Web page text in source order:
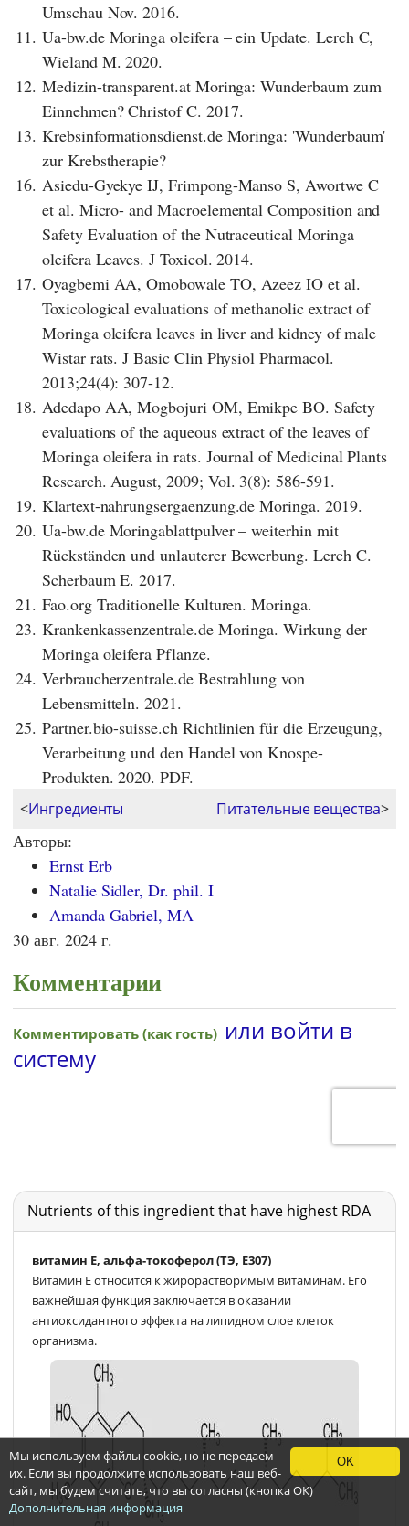
Umschau Nov. 2016.
11. Ua-bw.de Moringa oleifera – ein Update. Lerch C,
Wieland M. 2020.
12. Medizin-transparent.at Moringa: Wunderbaum zum
Einnehmen? Christof C. 2017.
13. Krebsinformationsdienst.de Moringa: 'Wunderbaum'
zur Krebstherapie?
16. Asiedu-Gyekye IJ, Frimpong-Manso S, Awortwe C
et al. Micro- and Macroelemental Composition and
Safety Evaluation of the Nutraceutical Moringa
oleifera Leaves. J Toxicol. 2014.
17. Oyagbemi AA, Omobowale TO, Azeez IO et al.
Toxicological evaluations of methanolic extract of
Moringa oleifera leaves in liver and kidney of male
Wistar rats. J Basic Clin Physiol Pharmacol.
2013;24(4): 307-12.
18. Adedapo AA, Mogbojuri OM, Emikpe BO. Safety
evaluations of the aqueous extract of the leaves of
Moringa oleifera in rats. Journal of Medicinal Plants
Research. August, 2009; Vol. 3(8): 586-591.
19. Klartext-nahrungsergaenzung.de Moringa. 2019.
20. Ua-bw.de Moringablattpulver – weiterhin mit
Rückständen und unlauterer Bewerbung. Lerch C.
Scherbaum E. 2017.
21. Fao.org Traditionelle Kulturen. Moringa.
23. Krankenkassenzentrale.de Moringa. Wirkung der
Moringa oleifera Pflanze.
24. Verbraucherzentrale.de Bestrahlung von
Lebensmitteln. 2021.
25. Partner.bio-suisse.ch Richtlinien für die Erzeugung,
Verarbeitung und den Handel von Knospe-
Produkten. 2020. PDF.
<Ингредиенты Питательные вещества>
Авторы:
Ernst Erb
Natalie Sidler, Dr. phil. I
Amanda Gabriel, MA
30 авг. 2024 г.
Комментарии
Nutrients of this ingredient that have highest RDA
витамин Е, альфа-токоферол (ТЭ, E307)
Витамин E относится к жирорастворимым витаминам. Его
важнейшая функция заключается в оказании
антиоксидантного эффекта на липидном слое клеток
организма.
OK
Мы используем файлы cookie, но не передаем
их. Если вы продолжите использовать наш веб-
сайт, мы будем считать, что вы согласны (кнопка ОК)
Дополнительная информация